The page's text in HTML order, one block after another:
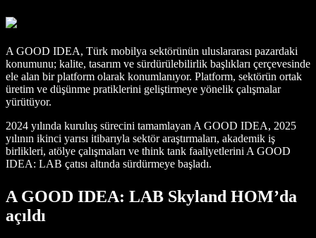
A GOOD IDEA, Türk mobilya sektörünün uluslararası pazardaki
konumunu; kalite, tasarım ve sürdürülebilirlik başlıkları çerçevesinde
ele alan bir platform olarak konumlanıyor. Platform, sektörün ortak
üretim ve düşünme pratiklerini geliştirmeye yönelik çalışmalar
yürütüyor.
2024 yılında kuruluş sürecini tamamlayan A GOOD IDEA, 2025
yılının ikinci yarısı itibarıyla sektör araştırmaları, akademik iş
birlikleri, atölye çalışmaları ve think tank faaliyetlerini A GOOD
IDEA: LAB çatısı altında sürdürmeye başladı.
A GOOD IDEA: LAB Skyland HOM’da
açıldı